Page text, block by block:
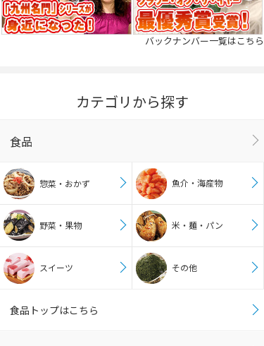
バックナンバー一覧はこちら
カテゴリから探す
食品
惣菜・おかず 魚介・海産物
野菜・果物 米・麺・パン
スイーツ その他
食品トップはこちら